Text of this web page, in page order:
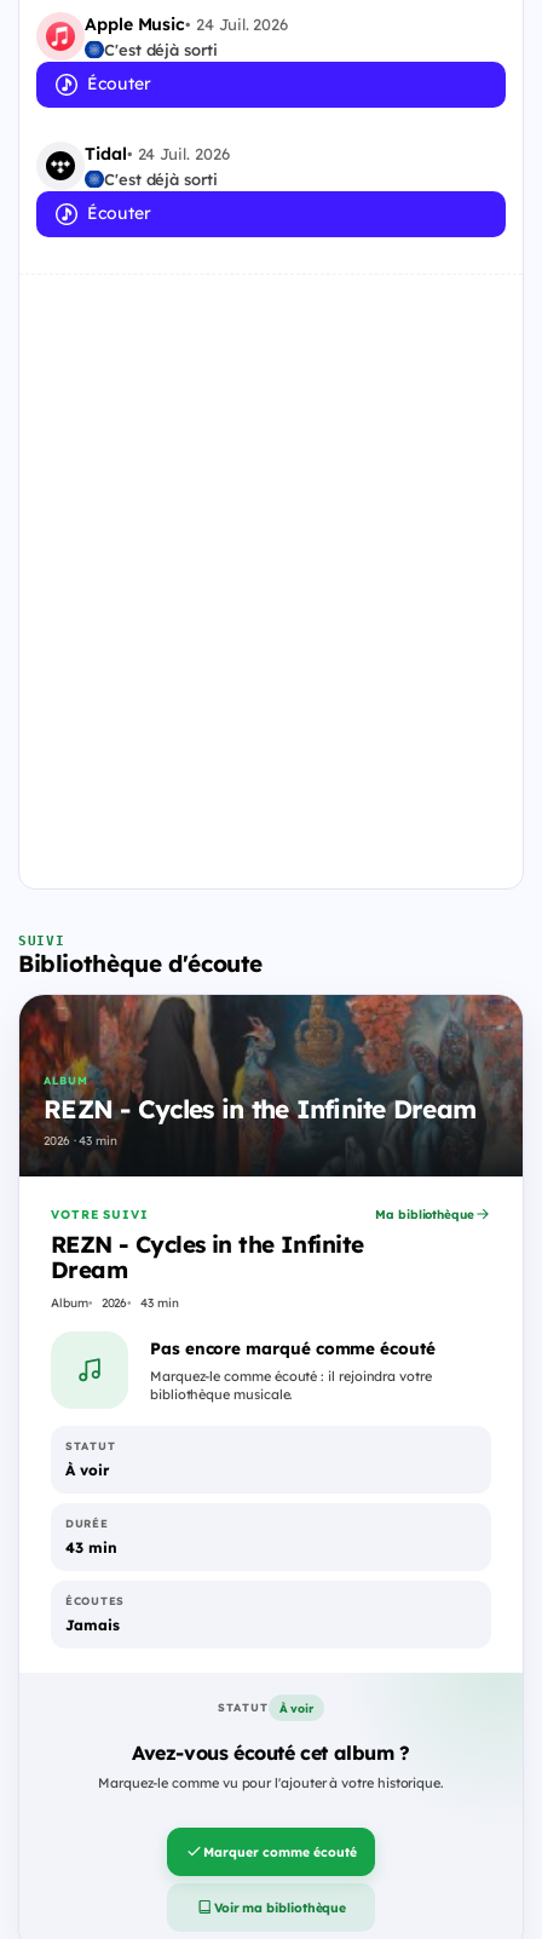
Apple Music• 24 Juil. 2026
C'est déjà sorti
Écouter
Tidal• 24 Juil. 2026
C'est déjà sorti
Écouter
SUIVI
Bibliothèque d'écoute
ALBUM
REZN - Cycles in the Infinite Dream
2026 · 43 min
VOTRE SUIVI
REZN - Cycles in the Infinite
Dream
Album 2026 43 min
Ma bibliothèque
Pas encore marqué comme écouté
Marquez-le comme écouté : il rejoindra votre
bibliothèque musicale.
STATUT
À voir
DURÉE
43 min
ÉCOUTES
Jamais
STATUT À voir
Avez-vous écouté cet album ?
Marquez-le comme vu pour l'ajouter à votre historique.
Marquer comme écouté
Voir ma bibliothèque